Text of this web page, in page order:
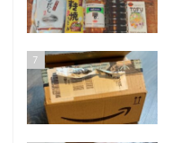
7